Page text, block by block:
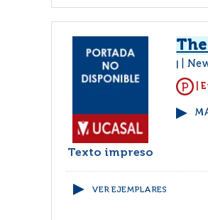
Texto impreso
|
VER EJEMPLARES